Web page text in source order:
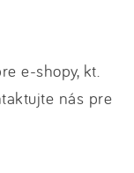
e-shopy, kt.
nás pre